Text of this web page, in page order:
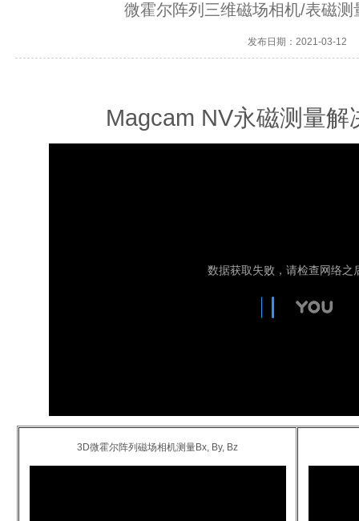
微霍尔阵列三维磁场相机/表磁
发布日期：2021-03-12
Magcam NV永磁测量解
3D微霍尔阵列磁场相机测量Bx, By, Bz